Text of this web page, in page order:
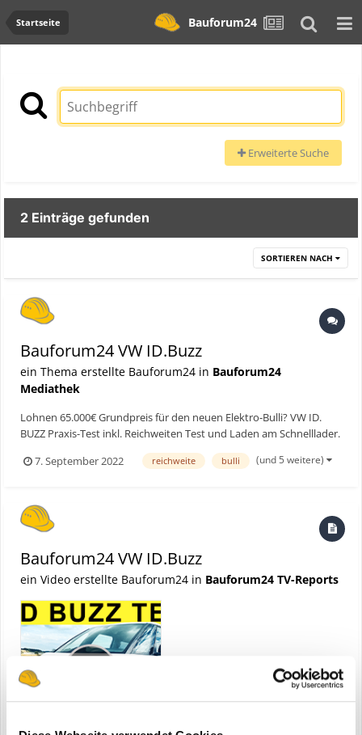
Startseite Bauforum24
Erweiterte Suche
2 Einträge gefunden
SORTIEREN NACH
Bauforum24 VW ID.Buzz
ein Thema erstellte Bauforum24 in Bauforum24
Mediathek
Lohnen 65.000€ Grundpreis für den neuen Elektro-Bulli? VW ID.
BUZZ Praxis-Test inkl. Reichweiten Test und Laden am Schnelllader.
Ist der ID.BUZZ würdiger VW T1 Nachfolger? ► Bauforum24 TV
Youtube Kanal Hier geht's zum vollständigen Beitrag
7. September 2022 reichweite bulli (und 5 weitere)
Bauforum24 VW ID.Buzz
ein Video erstellte Bauforum24 in Bauforum24 TV-Reports